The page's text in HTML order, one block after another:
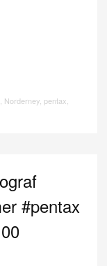
Norderney, pentax
#pentax